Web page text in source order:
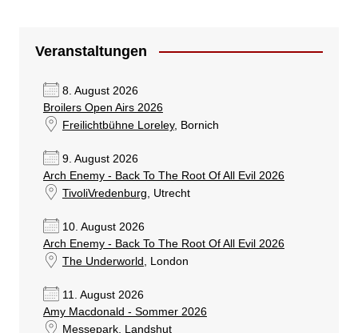
Veranstaltungen
8. August 2026
Broilers Open Airs 2026
Freilichtbühne Loreley, Bornich
9. August 2026
Arch Enemy - Back To The Root Of All Evil 2026
TivoliVredenburg , Utrecht
10. August 2026
Arch Enemy - Back To The Root Of All Evil 2026
The Underworld
, London
11. August 2026
Amy Macdonald - Sommer 2026
Messepark, Landshut